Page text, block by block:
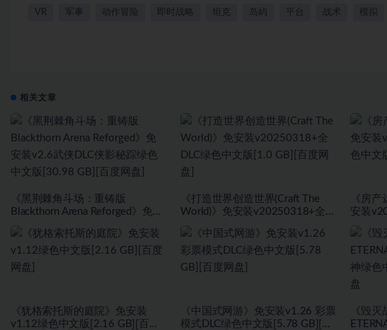
VR 军事 动作冒险 即时战略 坦克 岛屿 平台 战术 模拟
相关文章
《黑荆棘角斗场：重铸版
Blackthorn Arena Reforged》免安
版[30.98 GB][百度网盘]
《打造世界创造世界(Craft The
World)》免安装v20250318+全
盘]
《房
安装
《犹格索托斯的庭院》免安装
v1.12绿色中文版[2.16 GB][百度
《中国式网游》免安装v1.26 彩票
模式DLC绿色中文版[5.78 GB][百
《毁